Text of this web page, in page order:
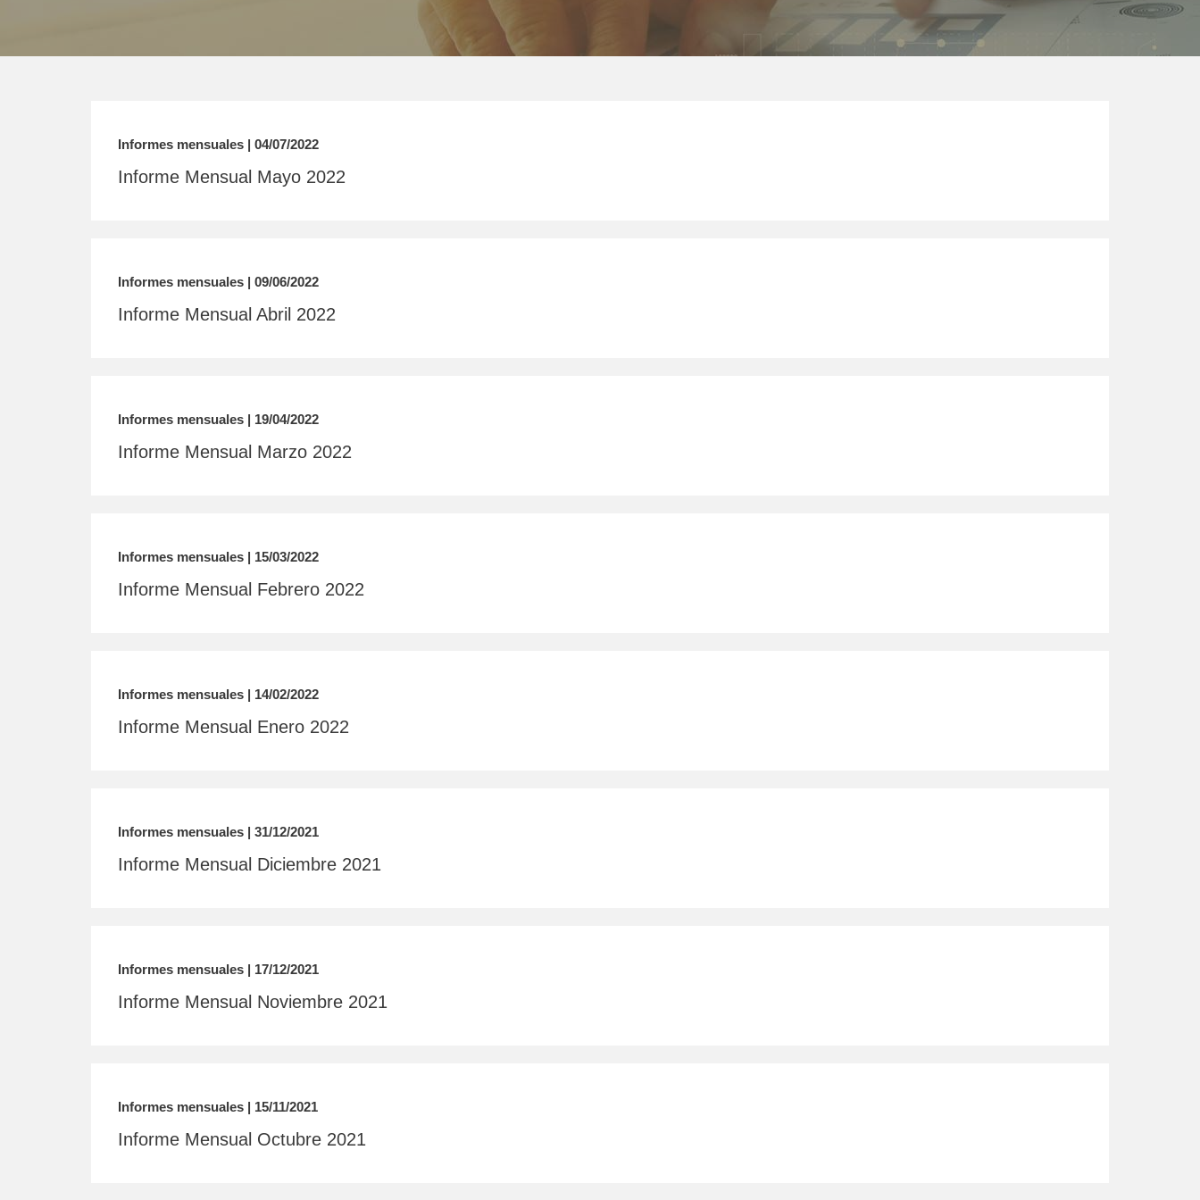
Informes mensuales | 04/07/2022
Informe Mensual Mayo 2022
Informes mensuales | 09/06/2022
Informe Mensual Abril 2022
Informes mensuales | 19/04/2022
Informe Mensual Marzo 2022
Informes mensuales | 15/03/2022
Informe Mensual Febrero 2022
Informes mensuales | 14/02/2022
Informe Mensual Enero 2022
Informes mensuales | 31/12/2021
Informe Mensual Diciembre 2021
Informes mensuales | 17/12/2021
Informe Mensual Noviembre 2021
Informes mensuales | 15/11/2021
Informe Mensual Octubre 2021